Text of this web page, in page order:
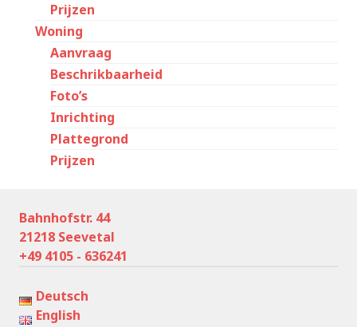
Prijzen
Woning
Aanvraag
Beschrikbaarheid
Foto’s
Inrichting
Plattegrond
Prijzen
Bahnhofstr. 44
21218 Seevetal
+49 4105 - 636241
Deutsch
English